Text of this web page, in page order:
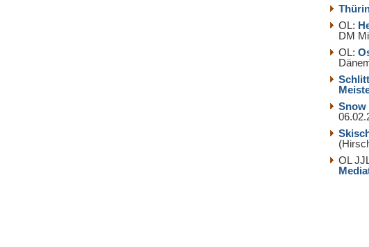
OL:
DM
OL:
Snow
OL